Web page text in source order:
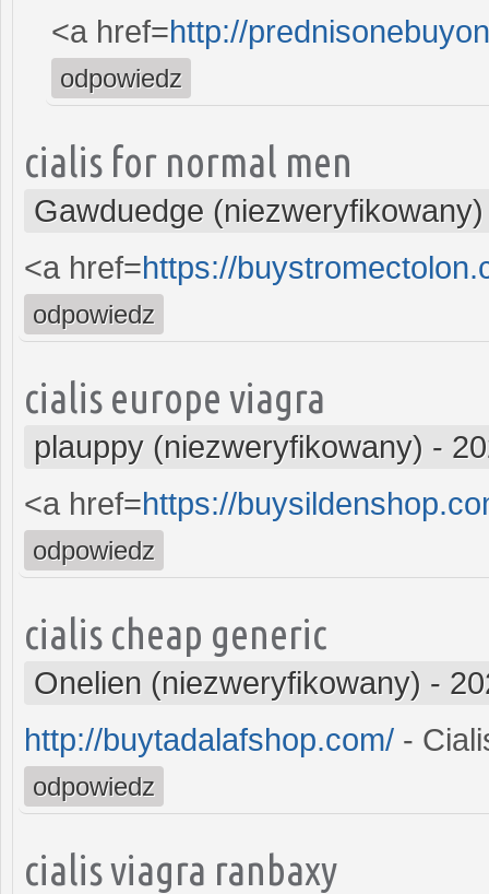
<a href=http://
odpowiedz
cialis for normal men
Gawduedge (niezweryfikowany)
<a href=https://
odpowiedz
cialis europe viagra
plauppy (niezweryfikowany) -
<a href=https://
odpowiedz
cialis cheap generic
Onelien (niezweryfikowany) -
http://buytadalafshop.com/ -
odpowiedz
cialis viagra ranbaxy